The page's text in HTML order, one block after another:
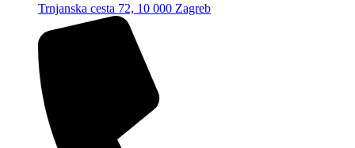
Trnjanska cesta 72, 10 000 Zagreb